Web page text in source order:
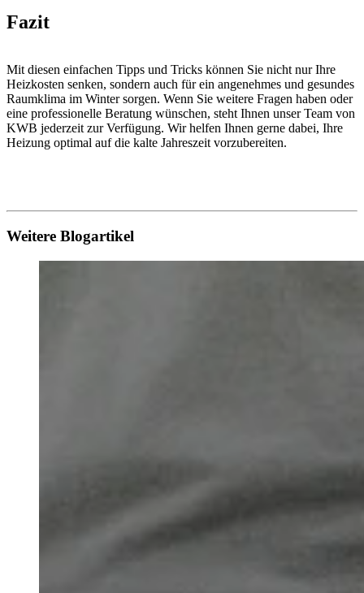
Fazit
Mit diesen einfachen Tipps und Tricks können Sie nicht nur Ihre
Heizkosten senken, sondern auch für ein angenehmes und gesundes
Raumklima im Winter sorgen. Wenn Sie weitere Fragen haben oder
eine professionelle Beratung wünschen, steht Ihnen unser Team von
KWB jederzeit zur Verfügung. Wir helfen Ihnen gerne dabei, Ihre
Heizung optimal auf die kalte Jahreszeit vorzubereiten.
Weitere Blogartikel